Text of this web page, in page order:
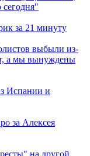
за 21 минуту
выбыли из-
а мы вынуждены
Испании и
за Алексея